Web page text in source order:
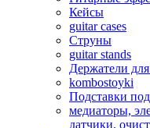
Кейсы
guitar cases
Струны
guitar stands
Держатели
kombostoyki
Подставки
медиаторы,
датчики,